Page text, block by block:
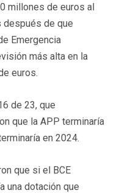
millones de euros al
después de que
Emergencia
más alta en la
euros.
de 23, que
que la APP terminaría
en 2024.
que si el BCE
una dotación que